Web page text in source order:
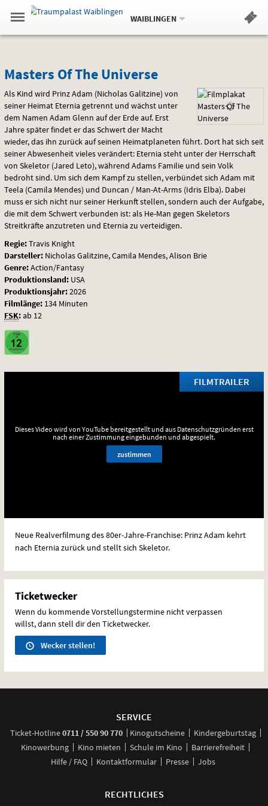
Springe
zum
,zum
.
Navigation
Gehe
zur
Standortauswahl
Standort:
WAIBLINGEN.
Hinweis
Masters
Of
The
Universe
Masters Of The Universe
Als Kind wird Prinz Adam (Nicholas Galitzine) von
seiner Heimat Eternia getrennt und wächst unter
dem Namen Adam Glenn auf der Erde auf. Erst
Jahre später findet er das Schwert der Macht
wieder, das ihn zurück auf seinen Heimatplaneten führt. Dort hat sich seit
seiner Abwesenheit vieles verändert: Eternia steht unter der Herrschaft
von Skeletor (Jared Leto), während Adams Familie und sein Volk
bedroht sind. Um sich dem Kampf zu stellen, verbündet sich Adam mit
Teela (Camila Mendes) und Duncan / Man-At-Arms (Idris Elba). Dabei
muss er sich nicht nur seiner Herkunft stellen, sondern auch der Aufgabe,
die mit dem Schwert verbunden ist: als He-Man gegen Skeletors
Streitkräfte anzutreten und Eternia zu verteidigen.
Regie:Travis Knight
Darsteller: Nicholas Galitzine, Camila Mendes, Alison Brie
Genre:Action/Fantasy
Produktionsland: USA
Produktionsjahr:2026
Filmlänge: 134 Minuten
FSK:ab 12
FILMTRAILER
Dieses Video wird von YouTube bereitgestellt und aus Datenschutzgründen erst
nach einer Zustimmung eingebunden und abgespielt.
zustimmen
Neue Realverfilmung des 80er-Jahre-Franchise: Prinz Adam kehrt
nach Eternia zurück und stellt sich Skeletor.
Ticketwecker
Wenn du kommende Vorstellungstermine nicht verpassen
willst, dann stell dir den Ticketwecker.
Wecker stellen!
SERVICE
Ticket-Hotline0711 / 550 90 770anrufen
Kinogutscheine
Kindergeburtstag
Kinowerbung
Kino mieten Schule im Kino
Barrierefreiheit
Hilfe / FAQ
Kontaktformular Presse Jobs
RECHTLICHES